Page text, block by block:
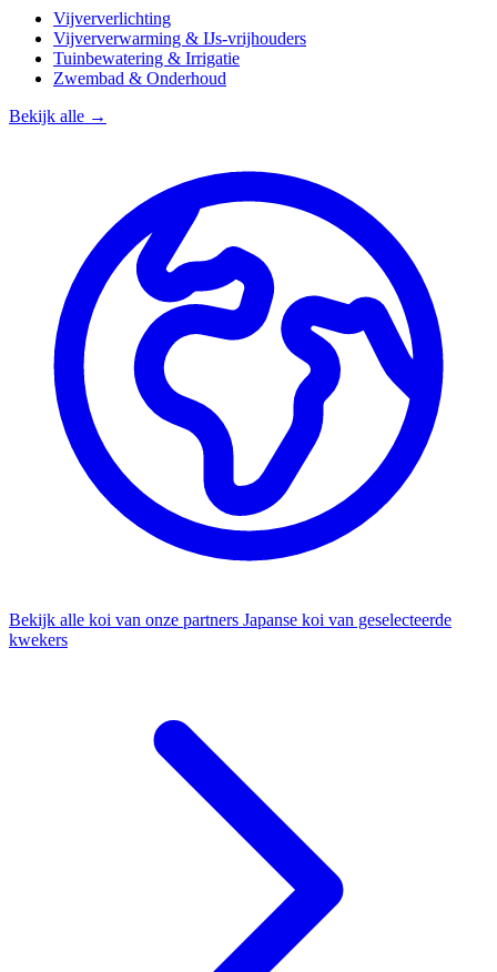
Vijververlichting
Vijververwarming & IJs-vrijhouders
Tuinbewatering & Irrigatie
Zwembad & Onderhoud
Bekijk alle →
Bekijk alle koi van onze partners Japanse koi van geselecteerde
kwekers